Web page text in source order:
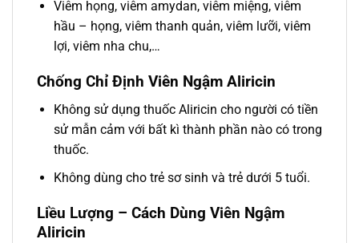
Viêm họng, viêm amydan, viêm miệng, viêm
hầu – họng, viêm thanh quản, viêm lưỡi, viêm
lợi, viêm nha chu,…
Chống Chỉ Định Viên Ngậm Aliricin
Không sử dụng thuốc Aliricin cho người có tiền
sử mẫn cảm với bất kì thành phần nào có trong
thuốc.
Không dùng cho trẻ sơ sinh và trẻ dưới 5 tuổi.
Liều Lượng – Cách Dùng Viên Ngậm
Aliricin